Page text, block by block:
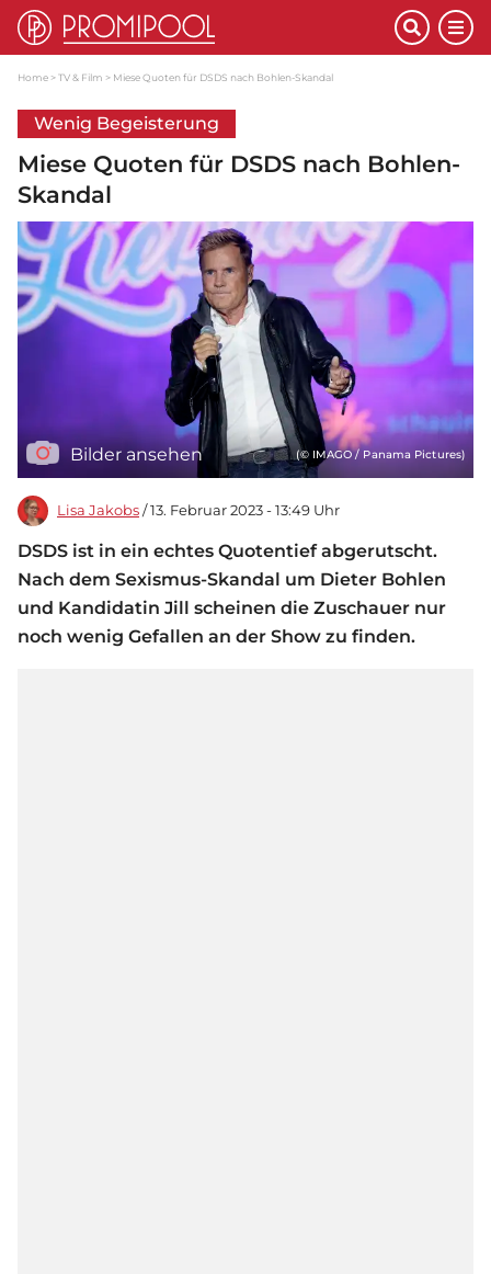
Home TV & Film Miese Quoten für DSDS nach Bohlen-Skandal
Wenig Begeisterung
Miese Quoten für DSDS nach Bohlen-
Skandal
Bilder ansehen (© IMAGO / Panama Pictures)
Lisa Jakobs / 13. Februar 2023 - 13:49 Uhr
DSDS ist in ein echtes Quotentief abgerutscht.
Nach dem Sexismus-Skandal um Dieter Bohlen
und Kandidatin Jill scheinen die Zuschauer nur
noch wenig Gefallen an der Show zu finden.